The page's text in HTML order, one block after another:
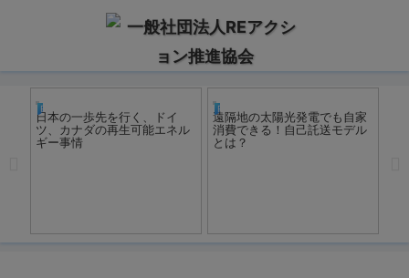
REアクション
日本の一歩先を行く、ドイ
ツ、カナダの再生可能エネル
ギー事情
REアクション
遠隔地の太陽光発電でも自家
消費できる！自己託送モデル
とは？